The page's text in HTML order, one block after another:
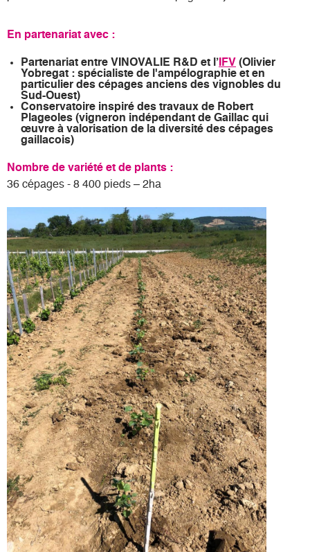
En partenariat avec :
Partenariat entre VINOVALIE R&D et l’ IFV (Olivier
Yobregat : spécialiste de l'ampélographie et en
particulier des cépages anciens des vignobles du
Sud-Ouest)
Conservatoire inspiré des travaux de Robert
Plageoles (vigneron indépendant de Gaillac qui
œuvre à valorisation de la diversité des cépages
gaillacois)
Nombre de variété et de plants :
36 cépages - 8 400 pieds – 2ha